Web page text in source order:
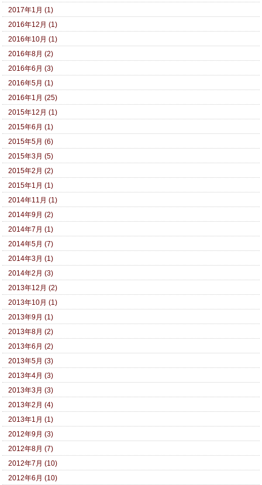
2017年1月 (1)
2016年12月 (1)
2016年10月 (1)
2016年8月 (2)
2016年6月 (3)
2016年5月 (1)
2016年1月 (25)
2015年12月 (1)
2015年6月 (1)
2015年5月 (6)
2015年3月 (5)
2015年2月 (2)
2015年1月 (1)
2014年11月 (1)
2014年9月 (2)
2014年7月 (1)
2014年5月 (7)
2014年3月 (1)
2014年2月 (3)
2013年12月 (2)
2013年10月 (1)
2013年9月 (1)
2013年8月 (2)
2013年6月 (2)
2013年5月 (3)
2013年4月 (3)
2013年3月 (3)
2013年2月 (4)
2013年1月 (1)
2012年9月 (3)
2012年8月 (7)
2012年7月 (10)
2012年6月 (10)